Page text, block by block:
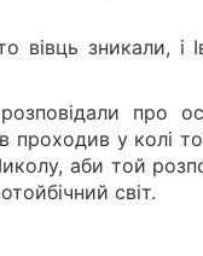
зникали, і
про
проходив у колі
аби той
світ.